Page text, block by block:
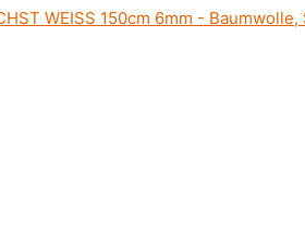
WEISS 150cm 6mm -